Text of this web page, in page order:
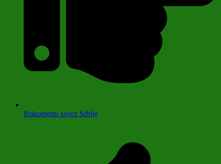
Rukometni savez Srbije